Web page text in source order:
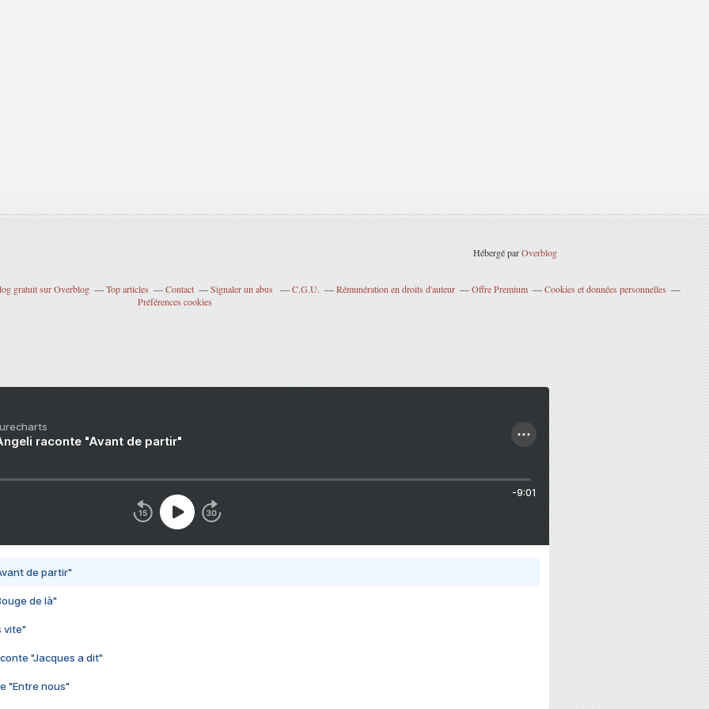
Hébergé parOverblog
gratuit sur Overblog Top articles Contact Signaler un abus C.G.U. Rémunération en droits d'auteur Offre Premium
Cookies et données personnelles
Préférences cookies
raconte "Avant de partir"
-9:01
de partir"
de là"
vite"
"Jacques a dit"
"Entre nous"